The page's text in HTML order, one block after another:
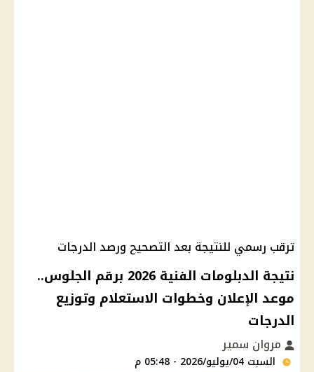
ترقب رسمي للنتيجة بعد التصحيح ورصد الدرجات
نتيجة الدبلومات الفنية 2026 برقم الجلوس..
موعد الإعلان وخطوات الاستعلام وتوزيع
الدرجات
مروان سمير
السبت 04/يوليو/2026 - 05:48 م